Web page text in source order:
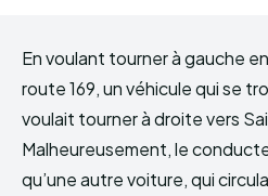
En voulant tourner à gauche
route 169, un véhicule qui se
voulait tourner à droite vers
Malheureusement, le
qu’une autre voiture, qui